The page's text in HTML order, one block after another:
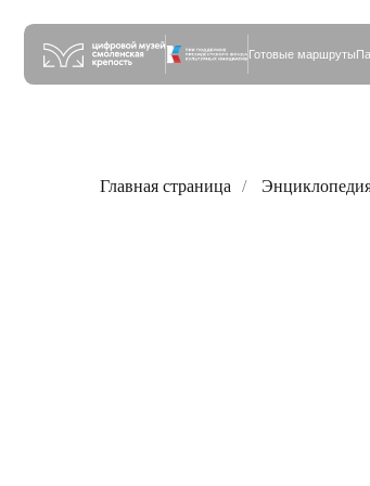
Готовые маршруты Панорама
Главная страница /